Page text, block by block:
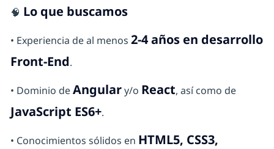
🧠 Lo que buscamos
• Experiencia de al menos 2-4 años en desarrollo
Front-End.
• Dominio deAngulary/o React, así como de
JavaScript ES6+.
• Conocimientos sólidos en HTML5, CSS3,